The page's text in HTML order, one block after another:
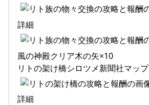
詳細
風の神殿クリア木の矢×10
リトの架け橋シロツメ新聞社マップ
詳細